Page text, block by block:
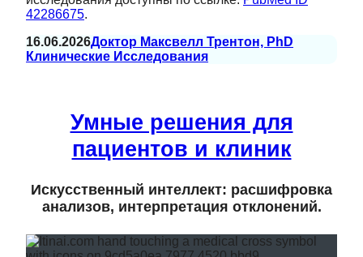
42286675.
16.06.2026Доктор Максвелл Трентон, PhD
Клинические Исследования
Умные решения для
пациентов и клиник
Искусственный интеллект: расшифровка
анализов, интерпретация отклонений.